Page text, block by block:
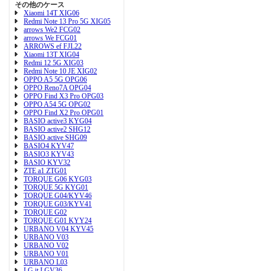
その他のケース
Xiaomi 14T XIG06
Redmi Note 13 Pro 5G XIG05
arrows We2 FCG02
arrows We FCG01
ARROWS ef FJL22
Xiaomi 13T XIG04
Redmi 12 5G XIG03
Redmi Note 10 JE XIG02
OPPO A5 5G OPG06
OPPO Reno7A OPG04
OPPO Find X3 Pro OPG03
OPPO A54 5G OPG02
OPPO Find X2 Pro OPG01
BASIO active3 KYG04
BASIO active2 SHG12
BASIO active SHG09
BASIO4 KYV47
BASIO3 KYV43
BASIO KYV32
ZTE a1 ZTG01
TORQUE G06 KYG03
TORQUE 5G KYG01
TORQUE G04/KYV46
TORQUE G03/KYV41
TORQUE G02
TORQUE G01 KYY24
URBANO V04 KYV45
URBANO V03
URBANO V02
URBANO V01
URBANO L03